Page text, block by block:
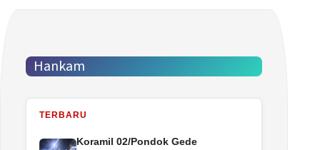
Hankam
TERBARU
Koramil 02/Pondok Gede